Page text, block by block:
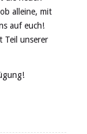
alleine, mit
auf euch!
Teil unserer